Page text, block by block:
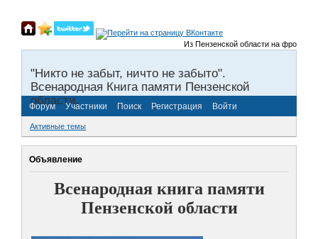
Из Пензенской области на фронты
"Никто не забыт, ничто не забыто".
Всенародная Книга памяти Пензенской
области.
Форум Участники Поиск Регистрация Войти
Активные темы
Объявление
Всенародная книга памяти
Пензенской области